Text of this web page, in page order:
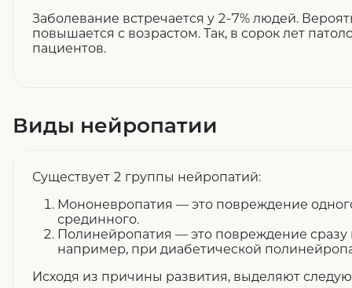
Заболевание встречается у 2-7% людей.
повышается с возрастом. Так, в сорок лет
пациентов.
Виды нейропатии
Существует 2 группы нейропатий:
Мононевропатия — это повреждение
срединного.
Полинейропатия — это повреждение сразу
например, при диабетической
Исходя из причины развития, выделяют